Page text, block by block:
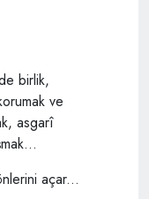
birlik,
ve
asgarî
açar...